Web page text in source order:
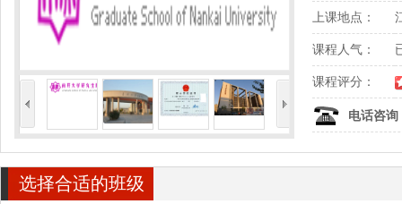
<
上课地点：
课程人气：
课程评分：
电话咨询
选择合适的班级